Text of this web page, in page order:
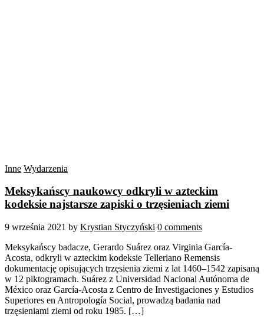
Inne Wydarzenia
Meksykańscy naukowcy odkryli w azteckim
kodeksie najstarsze zapiski o trzęsieniach ziemi
9 września 2021 by Krystian Styczyński 0 comments
Meksykańscy badacze, Gerardo Suárez oraz Virginia García-
Acosta, odkryli w azteckim kodeksie Telleriano Remensis
dokumentację opisujących trzęsienia ziemi z lat 1460–1542 zapisaną
w 12 piktogramach. Suárez z Universidad Nacional Autónoma de
México oraz García-Acosta z Centro de Investigaciones y Estudios
Superiores en Antropología Social, prowadzą badania nad
trzęsieniami ziemi od roku 1985. […]